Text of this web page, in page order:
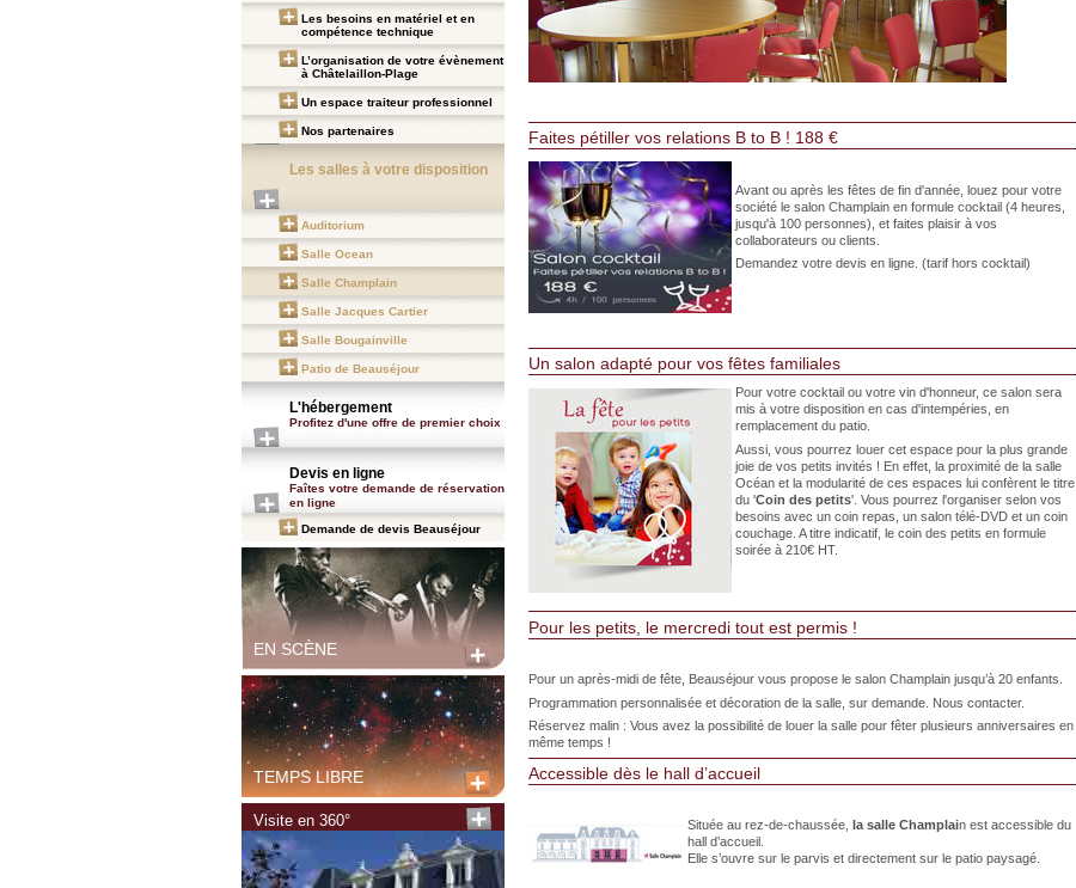
Les besoins en matériel et en
compétence technique
L’organisation de votre évènement
à Châtelaillon-Plage
Un espace traiteur professionnel
Nos partenaires
Les salles à votre disposition
Auditorium
Salle Ocean
Salle Champlain
Salle Jacques Cartier
Salle Bougainville
Patio de Beauséjour
L'hébergement
Profitez d'une offre de premier choix
Devis en ligne
Faîtes votre demande de réservation
en ligne
Demande de devis Beauséjour
EN SCÈNE
TEMPS LIBRE
Visite en 360°
Faites pétiller vos relations B to B ! 188 €
Avant ou après les fêtes de fin d'année, louez pour votre
société le salon Champlain en formule cocktail (4 heures,
jusqu'à 100 personnes), et faites plaisir à vos
collaborateurs ou clients.
Demandez votre devis en ligne. (tarif hors cocktail)
Un salon adapté pour vos fêtes familiales
Pour votre cocktail ou votre vin d'honneur, ce salon sera
mis à votre disposition en cas d'intempéries, en
remplacement du patio.
Aussi, vous pourrez louer cet espace pour la plus grande
joie de vos petits invités ! En effet, la proximité de la salle
Océan et la modularité de ces espaces lui confèrent le titre
du 'Coin des petits'. Vous pourrez l'organiser selon vos
besoins avec un coin repas, un salon télé-DVD et un coin
couchage. A titre indicatif, le coin des petits en formule
soirée à 210€ HT.
Pour les petits, le mercredi tout est permis !
Pour un après-midi de fête, Beauséjour vous propose le salon Champlain jusqu’à 20 enfants.
Programmation personnalisée et décoration de la salle, sur demande. Nous contacter.
Réservez malin : Vous avez la possibilité de louer la salle pour fêter plusieurs anniversaires en
même temps !
Accessible dès le hall d’accueil
Située au rez-de-chaussée, la salle Champlain est accessible du
hall d’accueil.
Elle s’ouvre sur le parvis et directement sur le patio paysagé.